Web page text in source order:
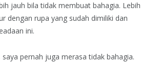
jauh bila tidak membuat bahagia. Lebih
dengan rupa yang sudah dimiliki dan
ini.
saya pernah juga merasa tidak bahagia.